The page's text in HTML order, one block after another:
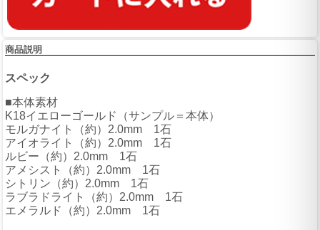
商品説明
スペック
■本体素材
K18イエローゴールド（サンプル＝本体）
モルガナイト（約）2.0mm 1石
アイオライト（約）2.0mm 1石
ルビー（約）2.0mm 1石
アメシスト（約）2.0mm 1石
シトリン（約）2.0mm 1石
ラブラドライト（約）2.0mm 1石
エメラルド（約）2.0mm 1石